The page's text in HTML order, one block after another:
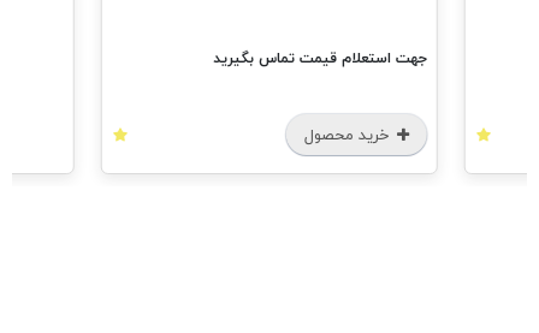
جهت استعلام قیمت تماس بگیرید
خرید محصول